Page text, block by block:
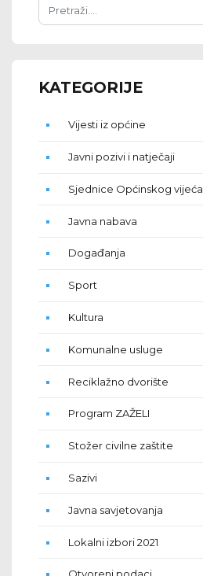
KATEGORIJE
Vijesti iz općine
Javni pozivi i natječaji
Sjednice Općinskog vijeća
Javna nabava
Događanja
Sport
Kultura
Komunalne usluge
Reciklažno dvorište
Program ZAŽELI
Stožer civilne zaštite
Sazivi
Javna savjetovanja
Lokalni izbori 2021